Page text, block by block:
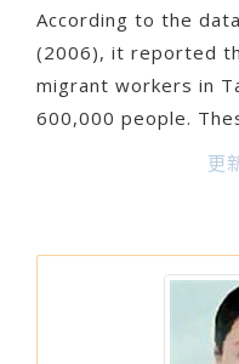
According to the
(2006), it reported
migrant workers in
600,000 people.
更